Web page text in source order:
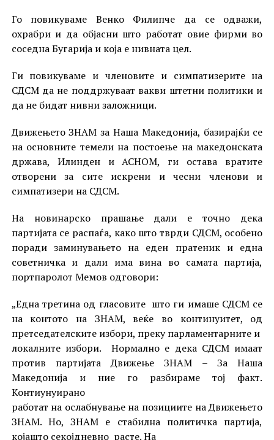
Го повикуваме Венко Филипче да се одважи,
охрабри и да објасни што работат овие фирми во
соседна Бугарија и која е нивната цел.
Ги повикуваме и членовите и симпатизерите на
СДСМ да не поддржуваат вакви штетни политики и
да не бидат нивни заложници.
Движењето ЗНАМ за Наша Македонија, базирајќи се
на основните темели на постоење на македонската
држава, Илинден и АСНОМ, ги остава вратите
отворени за сите искрени и чесни членови и
симпатизери на СДСМ.
На новинарско прашање дали е точно дека
партијата се распаѓа, како што тврди СДСМ, особено
поради заминувањето на еден пратеник и една
советничка и дали има вина во самата партија,
портпаролот Мемов одговори:
„Една третина од гласовите што ги имаше СДСМ се
на контото на ЗНАМ, веќе во континуитет, од
претседателските избори, преку парламентарните и
локалните избори. Нормално е дека СДСМ имаат
против партијата Движење ЗНАМ – За Наша
Македонија и ние го разбираме тој факт.
Контиунуирано
работат на ослабнување на позициите на Движењето
ЗНАМ. Но, ЗНАМ е стабилна политичка партија,
којашто секојдневно расте. На